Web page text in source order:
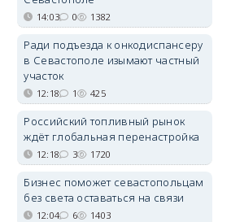
14:03 0 1382
Ради подъезда к онкодиспансеру
в Севастополе изымают частный
участок
12:18 1 425
Российский топливный рынок
ждёт глобальная перенастройка
12:18 3 1720
Бизнес поможет севастопольцам
без света оставаться на связи
12:04 6 1403